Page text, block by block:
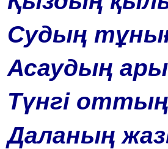
Судың
Асаудың
Түнгі
Даланың